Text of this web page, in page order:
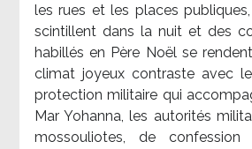
les rues et les places
scintillent dans la nuit et des
habillés en Père Noël se
climat joyeux contraste avec
protection militaire qui
Mar Yohanna, les autorités
mossouliotes, de confession